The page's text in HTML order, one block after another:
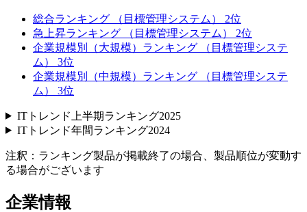
総合ランキング （目標管理システム） 2位
急上昇ランキング （目標管理システム） 2位
企業規模別（大規模）ランキング （目標管理システ
ム） 3位
企業規模別（中規模）ランキング （目標管理システ
ム） 3位
ITトレンド上半期ランキング2025
ITトレンド年間ランキング2024
注釈：ランキング製品が掲載終了の場合、製品順位が変動す
る場合がございます
企業情報